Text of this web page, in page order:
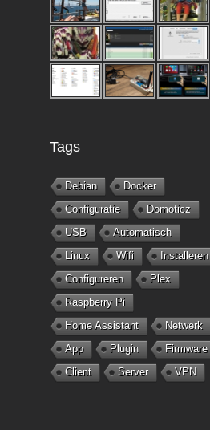
Tags
Debian
Docker
Configuratie
Domoticz
USB
Automatisch
Linux
Wifi
Installeren
Configureren
Plex
Raspberry Pi
Home Assistant
Netwerk
App
Plugin
Firmware
Client
Server VPN